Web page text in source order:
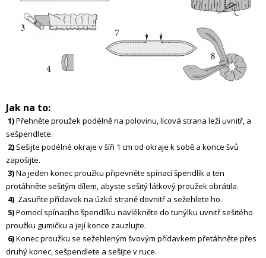
Jak na to:
1)Přehněte proužek podélně na polovinu, lícová strana leží uvnitř, a
sešpendlete.
2) Sešijte podélné okraje v šíři 1 cm od okraje k sobě a konce švů
zapošijte.
3)Na jeden konec proužku připevněte spínací špendlík a ten
protáhněte sešitým dílem, abyste sešitý látkový proužek obrátila.
4) Zasuňte přídavek na úzké straně dovnitř a sežehlete ho.
5)Pomocí spínacího špendlíku navlékněte do tunýlku uvnitř sešitého
proužku gumičku a její konce zauzlujte.
6)Konec proužku se sežehleným švovým přídavkem přetáhněte přes
druhý konec, sešpendlete a sešijte v ruce.